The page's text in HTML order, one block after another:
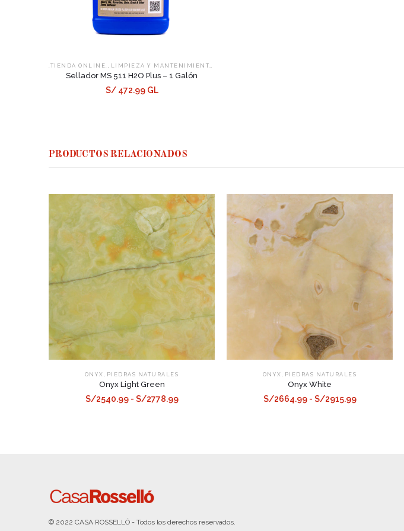
.TIENDA ONLINE. , LIMPIEZA Y MANTENIMIENTO
Sellador MS 511 H2O Plus – 1 Galón
S/ 472.99 GL
PRODUCTOS RELACIONADOS
ONYX , PIEDRAS NATURALES
Onyx Light Green
S/2540.99 - S/2778.99
ONYX , PIEDRAS NATURALES
Onyx White
S/2664.99 - S/2915.99
© 2022 CASA ROSSELLÓ - Todos los derechos reservados.